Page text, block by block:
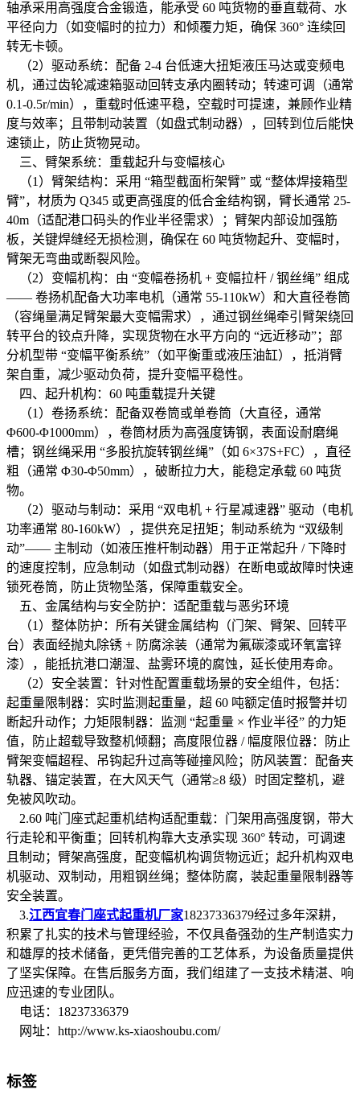
轴承采用高强度合金锻造，能承受 60 吨货物的垂直载荷、水
平径向力（如变幅时的拉力）和倾覆力矩，确保 360° 连续回
转无卡顿。
（2）驱动系统：配备 2-4 台低速大扭矩液压马达或变频电
机，通过齿轮减速箱驱动回转支承内圈转动；转速可调（通常
0.1-0.5r/min），重载时低速平稳，空载时可提速，兼顾作业精
度与效率；且带制动装置（如盘式制动器），回转到位后能快
速锁止，防止货物晃动。
三、臂架系统：重载起升与变幅核心
（1）臂架结构：采用 “箱型截面桁架臂” 或 “整体焊接箱型
臂”，材质为 Q345 或更高强度的低合金结构钢，臂长通常 25-
40m（适配港口码头的作业半径需求）；臂架内部设加强筋
板，关键焊缝经无损检测，确保在 60 吨货物起升、变幅时，
臂架无弯曲或断裂风险。
（2）变幅机构：由 “变幅卷扬机 + 变幅拉杆 / 钢丝绳” 组成
—— 卷扬机配备大功率电机（通常 55-110kW）和大直径卷筒
（容绳量满足臂架最大变幅需求），通过钢丝绳牵引臂架绕回
转平台的铰点升降，实现货物在水平方向的 “远近移动”；部
分机型带 “变幅平衡系统”（如平衡重或液压油缸），抵消臂
架自重，减少驱动负荷，提升变幅平稳性。
四、起升机构：60 吨重载提升关键
（1）卷扬系统：配备双卷筒或单卷筒（大直径，通常
Φ600-Φ1000mm），卷筒材质为高强度铸钢，表面设耐磨绳
槽；钢丝绳采用 “多股抗旋转钢丝绳”（如 6×37S+FC），直径
粗（通常 Φ30-Φ50mm），破断拉力大，能稳定承载 60 吨货
物。
（2）驱动与制动：采用 “双电机 + 行星减速器” 驱动（电机
功率通常 80-160kW），提供充足扭矩；制动系统为 “双级制
动”—— 主制动（如液压推杆制动器）用于正常起升 / 下降时
的速度控制，应急制动（如盘式制动器）在断电或故障时快速
锁死卷筒，防止货物坠落，保障重载安全。
五、金属结构与安全防护：适配重载与恶劣环境
（1）整体防护：所有关键金属结构（门架、臂架、回转平
台）表面经抛丸除锈 + 防腐涂装（通常为氟碳漆或环氧富锌
漆），能抵抗港口潮湿、盐雾环境的腐蚀，延长使用寿命。
（2）安全装置：针对性配置重载场景的安全组件，包括：
起重量限制器：实时监测起重量，超 60 吨额定值时报警并切
断起升动作；力矩限制器：监测 “起重量 × 作业半径” 的力矩
值，防止超载导致整机倾翻；高度限位器 / 幅度限位器：防止
臂架变幅超程、吊钩起升过高等碰撞风险；防风装置：配备夹
轨器、锚定装置，在大风天气（通常≥8 级）时固定整机，避
免被风吹动。
2.60 吨门座式起重机结构适配重载：门架用高强度钢，带大
行走轮和平衡重；回转机构靠大支承实现 360° 转动，可调速
且制动；臂架高强度，配变幅机构调货物远近；起升机构双电
机驱动、双制动，用粗钢丝绳；整体防腐，装起重量限制器等
安全装置。
3.江西宜春门座式起重机厂家18237336379经过多年深耕，
积累了扎实的技术与管理经验，不仅具备强劲的生产制造实力
和雄厚的技术储备，更凭借完善的工艺体系，为设备质量提供
了坚实保障。在售后服务方面，我们组建了一支技术精湛、响
应迅速的专业团队。
电话：18237336379
网址：http://www.ks-xiaoshoubu.com/
标签